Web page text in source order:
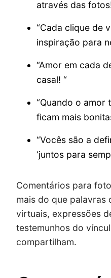
através das
“Cada clique de
inspiração para
“Amor em cada
casal! “
“Quando o amor
ficam mais
“Vocês são a
‘juntos para
Comentários para
mais do que palavras
virtuais, expressões
testemunhos do
compartilham.